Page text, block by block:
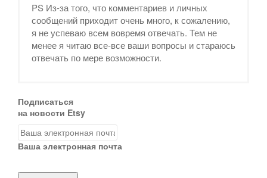
PS Из-за того, что комментариев и личных
сообщений приходит очень много, к сожалению,
я не успеваю всем вовремя отвечать. Тем не
менее я читаю все-все ваши вопросы и стараюсь
отвечать по мере возможности.
Подписаться
на новости Etsy
Ваша электронная почта